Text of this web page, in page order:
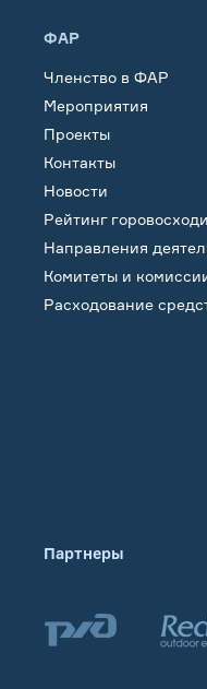
ФАР
Членство в ФАР
Мероприятия
Проекты
Контакты
Новости
Рейтинг
Направления
Комитеты и
Расходование
Партнеры